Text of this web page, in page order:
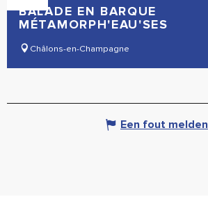
BALADE EN BARQUE
MÉTAMORPH'EAU'SES
Châlons-en-Champagne
Een fout melden